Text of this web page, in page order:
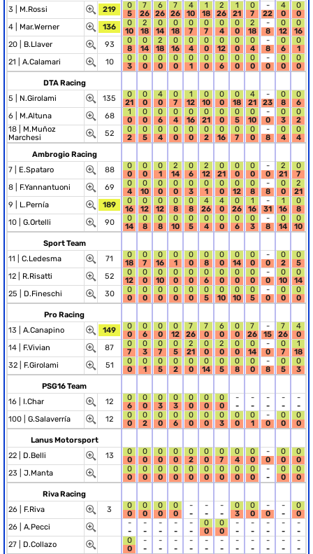
3 | M.Rossi 219
0
5
7
26
6
26
7
26
4
10
1
18
2
26
1
21
0
7
-
22
4
0
0
0
4 | Mar.Werner 136
0
10
2
18
0
14
0
18
0
7
0
7
0
4
0
0
2
18
-
8
0
12
0
16
20 | B.Llaver 93
0
8
0
14
2
18
0
16
0
4
0
0
0
12
0
0
0
4
-
8
0
6
0
1
21 | A.Calamari 10
0
3
0
0
0
0
0
0
0
1
0
0
0
6
0
0
0
0
-
0
0
0
0
0
DTA Racing
5 | N.Girolami 135
0
21
0
0
4
0
0
7
1
12
0
10
0
0
0
18
4
21
-
23
0
8
0
6
6 | M.Altuna 68
1
0
0
0
0
6
0
4
0
16
0
21
0
0
0
5
0
10
-
0
0
3
0
2
18 | M.Muñoz
Marchesi
52
0
2
0
5
0
4
0
0
0
0
0
2
0
16
0
7
0
0
-
8
0
4
0
4
Ambrogio Racing
7 | E.Spataro 88
0
0
0
0
0
1
2
14
0
6
2
12
0
21
0
0
0
0
-
0
2
21
0
7
8 | F.Yannantuoni 69
0
4
0
10
0
0
0
0
0
3
0
1
0
0
0
12
0
8
-
8
0
0
2
21
9 | L.Pernía 189
0
16
0
12
0
12
0
8
0
8
4
26
4
0
0
26
1
16
-
31
1
16
0
8
10 | G.Ortelli 90
0
14
0
8
0
8
0
10
0
5
0
4
0
0
0
6
0
3
-
8
0
14
0
10
Sport Team
11 | C.Ledesma 71
0
18
0
7
0
16
0
1
0
0
0
8
0
0
0
14
0
0
-
0
0
2
0
5
12 | R.Risatti 52
0
12
0
0
0
10
0
0
0
0
0
6
0
0
0
0
0
0
-
0
0
10
0
14
25 | D.Fineschi 30
0
0
0
0
0
0
0
0
0
0
0
5
0
10
0
10
0
5
-
0
0
0
0
0
Pro Racing
13 | A.Canapino 149
0
0
0
6
0
0
0
12
7
26
7
0
6
0
0
0
7
26
-
15
7
26
4
0
14 | F.Vivian 87
0
7
0
3
0
7
0
5
2
21
0
0
2
0
0
0
0
14
-
0
0
7
1
18
32 | F.Girolami 51
0
0
0
1
0
5
0
2
0
0
0
14
0
5
0
8
0
0
-
8
0
5
0
3
PSG16 Team
16 | I.Char 12
0
6
0
0
0
3
0
3
0
0
0
0
0
0
-
-
-
-
-
-
-
-
-
-
100 | G.Salaverría 12
0
0
0
2
0
0
0
6
0
0
0
0
0
3
0
0
0
1
-
0
0
0
0
0
Lanus Motorsport
22 | D.Belli 13
0
0
0
0
0
0
0
0
0
2
0
0
0
7
0
4
0
0
-
0
0
0
0
0
23 | J.Manta
0
0
0
0
0
0
0
0
0
0
0
0
0
0
0
0
0
0
-
-
0
0
0
0
Riva Racing
26 | F.Riva 3
0
0
0
0
0
0
0
0
-
-
-
-
-
-
0
3
0
0
-
0
-
-
0
0
26 | A.Pecci
-
-
-
-
-
-
-
-
-
-
0
0
0
0
-
-
-
-
-
-
-
-
-
-
27 | D.Collazo
0
0
-
-
-
-
-
-
-
-
-
-
-
-
-
-
-
-
-
-
-
-
-
-